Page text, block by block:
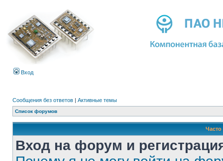
Вход
Сообщения без ответов | Активные темы
Список форумов
Вход на форум и